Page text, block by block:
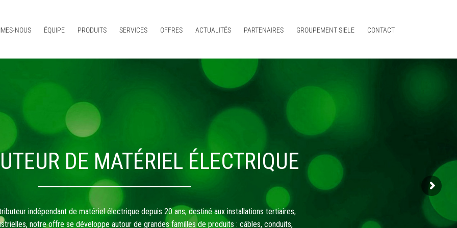
NOUS ÉQUIPE PRODUITS SERVICES OFFRES ACTUALITÉS PARTENAIRES GROUPEMENT SIELE CONTACT